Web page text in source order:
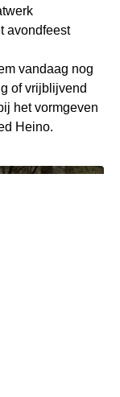
avondfeest
vandaag nog
of vrijblijvend
het vormgeven
Heino.